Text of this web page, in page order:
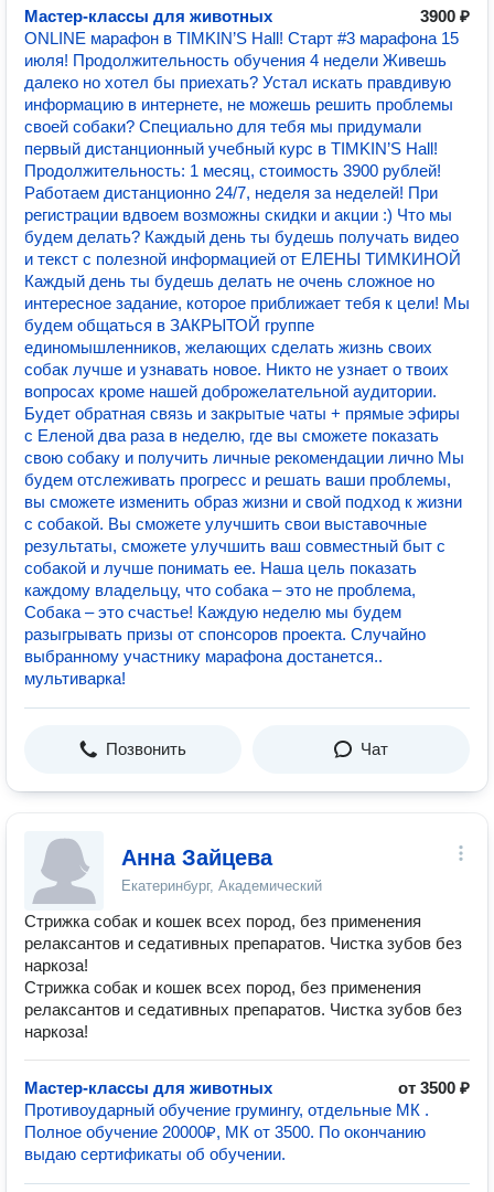
Мастер-классы для животных
3900 ₽
ONLINE марафон в TIMKIN’S Hall! Старт #3 марафона 15
июля! Продолжительность обучения 4 недели Живешь
далеко но хотел бы приехать? Устал искать правдивую
информацию в интернете, не можешь решить проблемы
своей собаки? Специально для тебя мы придумали
первый дистанционный учебный курс в TIMKIN’S Hall!
Продолжительность: 1 месяц, стоимость 3900 рублей!
Работаем дистанционно 24/7, неделя за неделей! При
регистрации вдвоем возможны скидки и акции :) Что мы
будем делать? Каждый день ты будешь получать видео
и текст с полезной информацией от ЕЛЕНЫ ТИМКИНОЙ
Каждый день ты будешь делать не очень сложное но
интересное задание, которое приближает тебя к цели! Мы
будем общаться в ЗАКРЫТОЙ группе
единомышленников, желающих сделать жизнь своих
собак лучше и узнавать новое. Никто не узнает о твоих
вопросах кроме нашей доброжелательной аудитории.
Будет обратная связь и закрытые чаты + прямые эфиры
с Еленой два раза в неделю, где вы сможете показать
свою собаку и получить личные рекомендации лично Мы
будем отслеживать прогресс и решать ваши проблемы,
вы сможете изменить образ жизни и свой подход к жизни
с собакой. Вы сможете улучшить свои выставочные
результаты, сможете улучшить ваш совместный быт с
собакой и лучше понимать ее. Наша цель показать
каждому владельцу, что собака – это не проблема,
Собака – это счастье! Каждую неделю мы будем
разыгрывать призы от спонсоров проекта. Случайно
выбранному участнику марафона достанется..
мультиварка!
Позвонить Чат
Анна Зайцева
Екатеринбург, Академический
Стрижка собак и кошек всех пород, без применения
релаксантов и седативных препаратов. Чистка зубов без
наркоза!
Стрижка собак и кошек всех пород, без применения
релаксантов и седативных препаратов. Чистка зубов без
наркоза!
Мастер-классы для животных
от 3500 ₽
Противоударный обучение грумингу, отдельные МК .
Полное обучение 20000₽, МК от 3500. По окончанию
выдаю сертификаты об обучении.